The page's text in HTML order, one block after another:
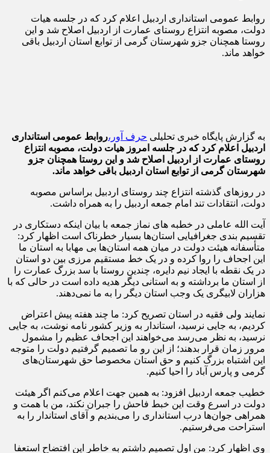
روابط عمومی استانداری اردبیل اعلام کرد که در جلسه هیات
دولت، مصوبه انتزاع روستای عمارت از اردبیل اصلاح شد و این
روستا همچنان جزو شهرستان گرمی از توابع استان اردبیل باقی
خواهد ماند.
به گزارش پایگاه خبری تحلیلی حرف آور،روابط عمومی استانداری
اردبیل اعلام کرد که در جلسه امروز هیات دولت، مصوبه انتزاع
روستای عمارت از اردبیل اصلاح شد و این روستا همچنان جزو
شهرستان گرمی از توابع استان اردبیل باقی خواهد ماند.
در روزهای گذشته انتزاع چند روستای اردبیل براساس مصوبه
دولت، انتقادات تند امام جمعه اردبیل را به همراه داشت.
آیت الله عاملی در خطبه های نماز جمعه با بیان اینکه دستکاری در
تقسیم بندی جغرافیایی استان‌ها بسیار خطرناک است اظهار کرد:
متأسفانه هیئت دولت در میان همه استان‌ها بی مهابا به استان ما
این اجحاف را روا کرده و در یک خط مستقیم مرزی بین دو استان
در یک نقطه با ایجاد نیم دایره، چندین روستا با سد بزرگ عمارت را
از استان ما برداشته و به استانی دیگر هدیه داده است در حالی که با
هزاران لابیگری یک وجب استان دیگر را به ما نمی‌دهند.
نمایند ولی فقیه در استان تصریح کرد: ما چند هفته پیش اعتراض
کردیم، به جایی نرسید، استاندار به وزیر کشور نامه نوشت، به جایی
نرسید، به نظر می‌رسد می‌خواهند این اجحاف عظیم را مشمول
مرور زمان قرار بدهند؛ از این رو ما تصمیم گرفتیم دولت را متوجه
این اشتباه بزرگ کنیم و حق استان مخصوصا حق شهرستان‌های
گرمی و پارس آباد را احیا کنیم.
خطیب جمعه اردبیل افزود: به همین جهت اعلام می‌کنم اگر هیئت
دولت در اسرع وقت این خبط فاحش را جبران نکند، من با همت و
همراهی جوان‌ها درب استانداری را می‌بندیم و آقای استاندار را به
استراحت می‌فرستیم.
وی اظهار کرد: من اول تصمیم داشتم به خاطر این افتضاح استعفا